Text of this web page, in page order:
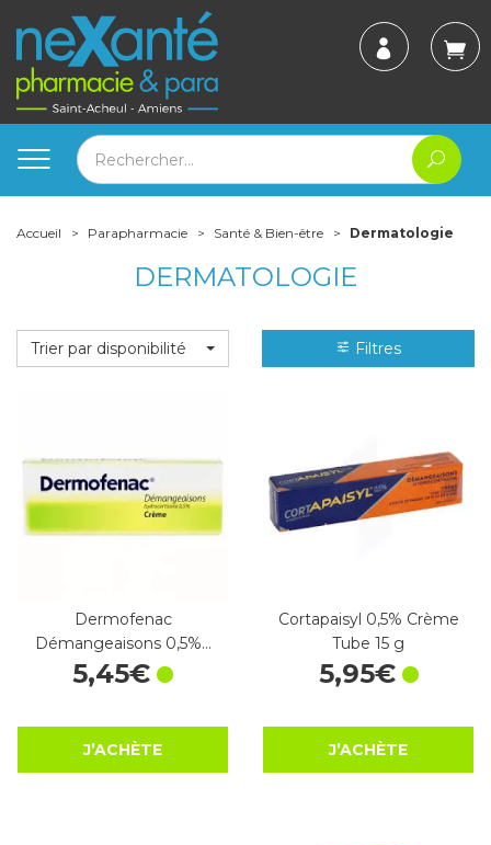
Accueil Parapharmacie Santé & Bien-être Dermatologie
DERMATOLOGIE
Trier par disponibilité Filtres
Dermofenac
Démangeaisons 0,5%…
5,45€
J’ACHÈTE
Cortapaisyl 0,5% Crème
Tube 15 g
5,95€
J’ACHÈTE